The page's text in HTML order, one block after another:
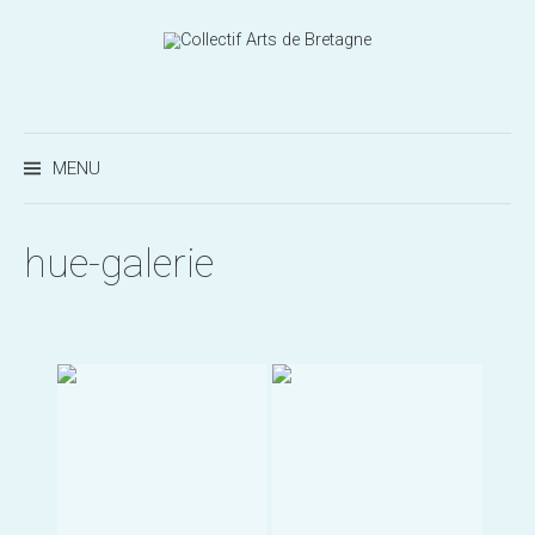
MENU
hue-galerie